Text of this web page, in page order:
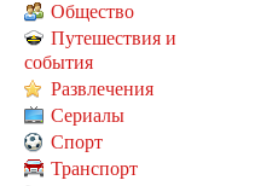
Общество
Путешествия и
события
Развлечения
Сериалы
Спорт
Транспорт